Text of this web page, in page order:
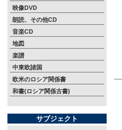
映像DVD
朗読、その他CD
音楽CD
地図
楽譜
中東欧諸国
欧米のロシア関係書
和書(ロシア関係古書)
サブジェクト